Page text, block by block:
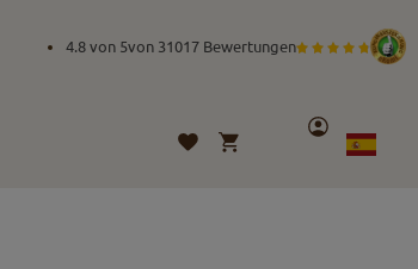
4.8 von 5von 31017 Bewertungen
Lista
Mi cesta
Cuenta
Lenguaje
Spanish